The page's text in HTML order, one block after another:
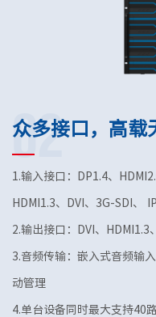
众多接口，高载
02
1.输入接口：DP1.4、
HDMI1.3、DVI、3G-SDI、
2.输出接口：DVI、HDMI1.3
3.音频传输：嵌入式音频输
动管理
4.单台设备同时最大支持40